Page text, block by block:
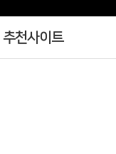
추천사이트